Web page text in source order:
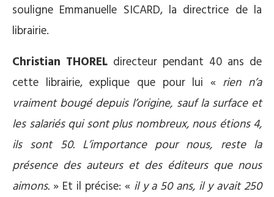
souligne Emmanuelle SICARD, la directrice de la
librairie.
Christian THOREL directeur pendant 40 ans de
cette librairie, explique que pour lui « rien n’a
vraiment bougé depuis l’origine, sauf la surface et
les salariés qui sont plus nombreux, nous étions 4,
ils sont 50. L’importance pour nous, reste la
présence des auteurs et des éditeurs que nous
aimons. » Et il précise: « il y a 50 ans, il y avait 250